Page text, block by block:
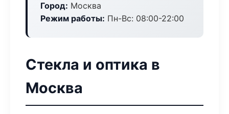
Город: Москва
Режим работы: Пн-Вс: 08:00-22:00
Стекла и оптика в
Москва